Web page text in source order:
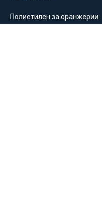
Полиетилен за оранжерии